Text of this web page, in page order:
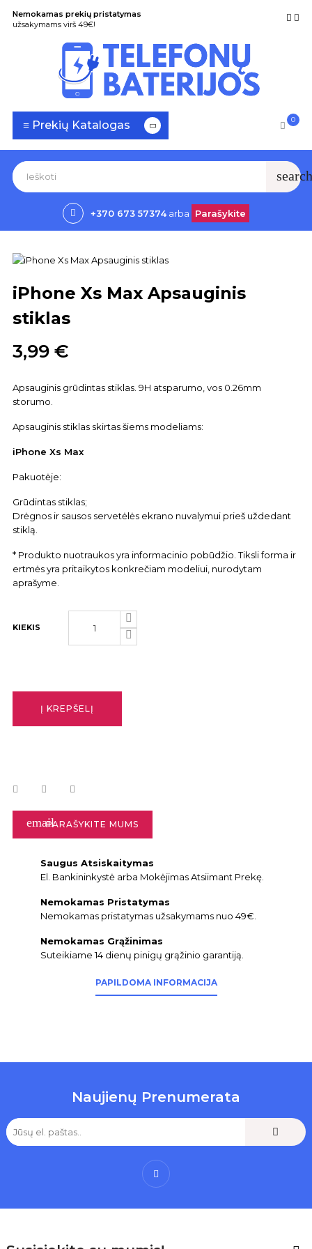
Nemokamas prekių pristatymas
užsakymams virš 49€!
Toggle
navigation
☰ 0
≡ Prekių Katalogas
search
+370 673 57374arba Parašykite
iPhone Xs Max Apsauginis
stiklas
3,99 €
Apsauginis grūdintas stiklas. 9H atsparumo, vos 0.26mm
storumo.
Apsauginis stiklas skirtas šiems modeliams:
iPhone Xs Max
Pakuotėje:
Grūdintas stiklas;
Drėgnos ir sausos servetėlės ekrano nuvalymui prieš uždedant
stiklą.
* Produkto nuotraukos yra informacinio pobūdžio. Tiksli forma ir
ertmės yra pritaikytos konkrečiam modeliui, nurodytam
aprašyme.
KIEKIS
Į KREPŠELĮ
emailPARAŠYKITE MUMS
Saugus Atsiskaitymas
El. Bankininkystė arba Mokėjimas Atsiimant Prekę.
Nemokamas Pristatymas
Nemokamas pristatymas užsakymams nuo 49€.
Nemokamas Grąžinimas
Suteikiame 14 dienų pinigų grąžinio garantiją.
PAPILDOMA INFORMACIJA
Naujienų Prenumerata
Facebook